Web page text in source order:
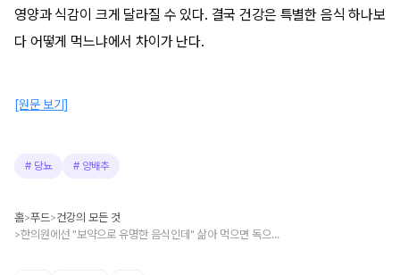
영양과 식감이 크게 달라질 수 있다. 결국 건강은 특별한 음식 하나보
다 어떻게 먹느냐에서 차이가 난다.
[원문 보기]
# 당뇨 # 양배추
홈>푸드>건강의 모든 것
> 한의원에선 "보약으로 유명한 음식인데" 삶아 먹으면 독으로 바뀐다는 채소